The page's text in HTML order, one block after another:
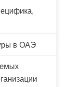
в ОАЭ